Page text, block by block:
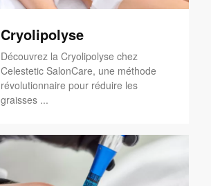
Cryolipolyse
Découvrez la Cryolipolyse chez
Celestetic SalonCare, une méthode
révolutionnaire pour réduire les
graisses ...